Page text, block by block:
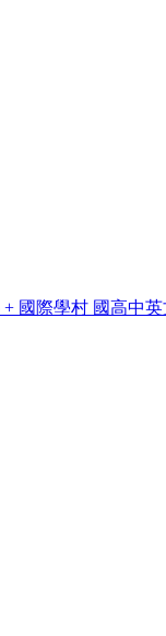
國際學村 國高中